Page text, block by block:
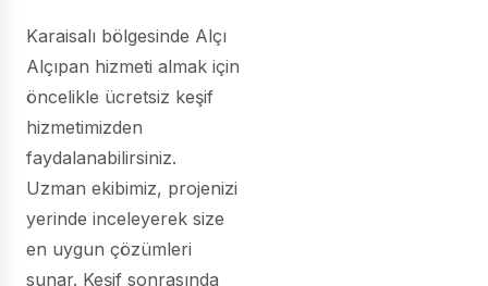
Karaisalı bölgesinde Alçı
Alçıpan hizmeti almak için
öncelikle ücretsiz keşif
hizmetimizden
faydalanabilirsiniz.
Uzman ekibimiz, projenizi
yerinde inceleyerek size
en uygun çözümleri
sunar. Keşif sonrasında